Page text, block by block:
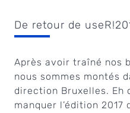
De retour de
Après avoir traîné nos
nous sommes montés
direction Bruxelles. Eh
manquer l’édition 2017